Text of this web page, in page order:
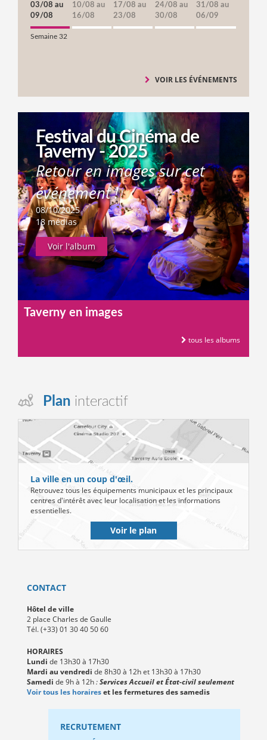
03/08 au
09/08
Semaine 32
10/08 au
16/08
17/08 au
23/08
24/08 au
30/08
31/08 au
06/09
VOIR LES ÉVÉNEMENTS
Festival du Cinéma de
Taverny - 2025
Retour en images sur cet
événement !
08/10/2025
18 médias
Voir l'album
Taverny en images
tous les albums
Plan interactif
La ville en un coup d'œil.
Retrouvez tous les équipements municipaux et les principaux
centres d'intérêt avec leur localisation et les informations
essentielles.
Voir le plan
CONTACT
Hôtel de ville
2 place Charles de Gaulle
Tél. (+33) 01 30 40 50 60
HORAIRES
Lundi de 13h30 à 17h30
Mardi au vendredi de 8h30 à 12h et 13h30 à 17h30
Samedi de 9h à 12h:Services Accueil et État-civil seulement
Voir tous les horaireset les fermetures des samedis
RECRUTEMENT